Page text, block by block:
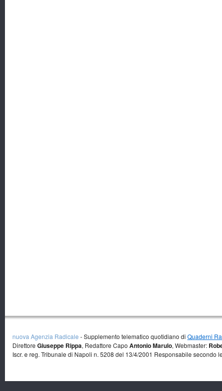
nuova Agenzia Radicale - Supplemento telematico quotidiano di Quaderni
Direttore Giuseppe Rippa, Redattore Capo Antonio Marulo, Webmaster:
Iscr. e reg. Tribunale di Napoli n. 5208 del 13/4/2001 Responsabile secondo